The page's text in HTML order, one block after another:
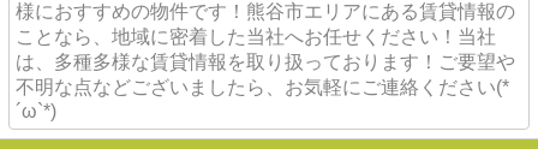
様におすすめの物件です！熊谷市エリアにある賃貸情報の
ことなら、地域に密着した当社へお任せください！当社
は、多種多様な賃貸情報を取り扱っております！ご要望や
不明な点などございましたら、お気軽にご連絡ください(*
´ω`*)